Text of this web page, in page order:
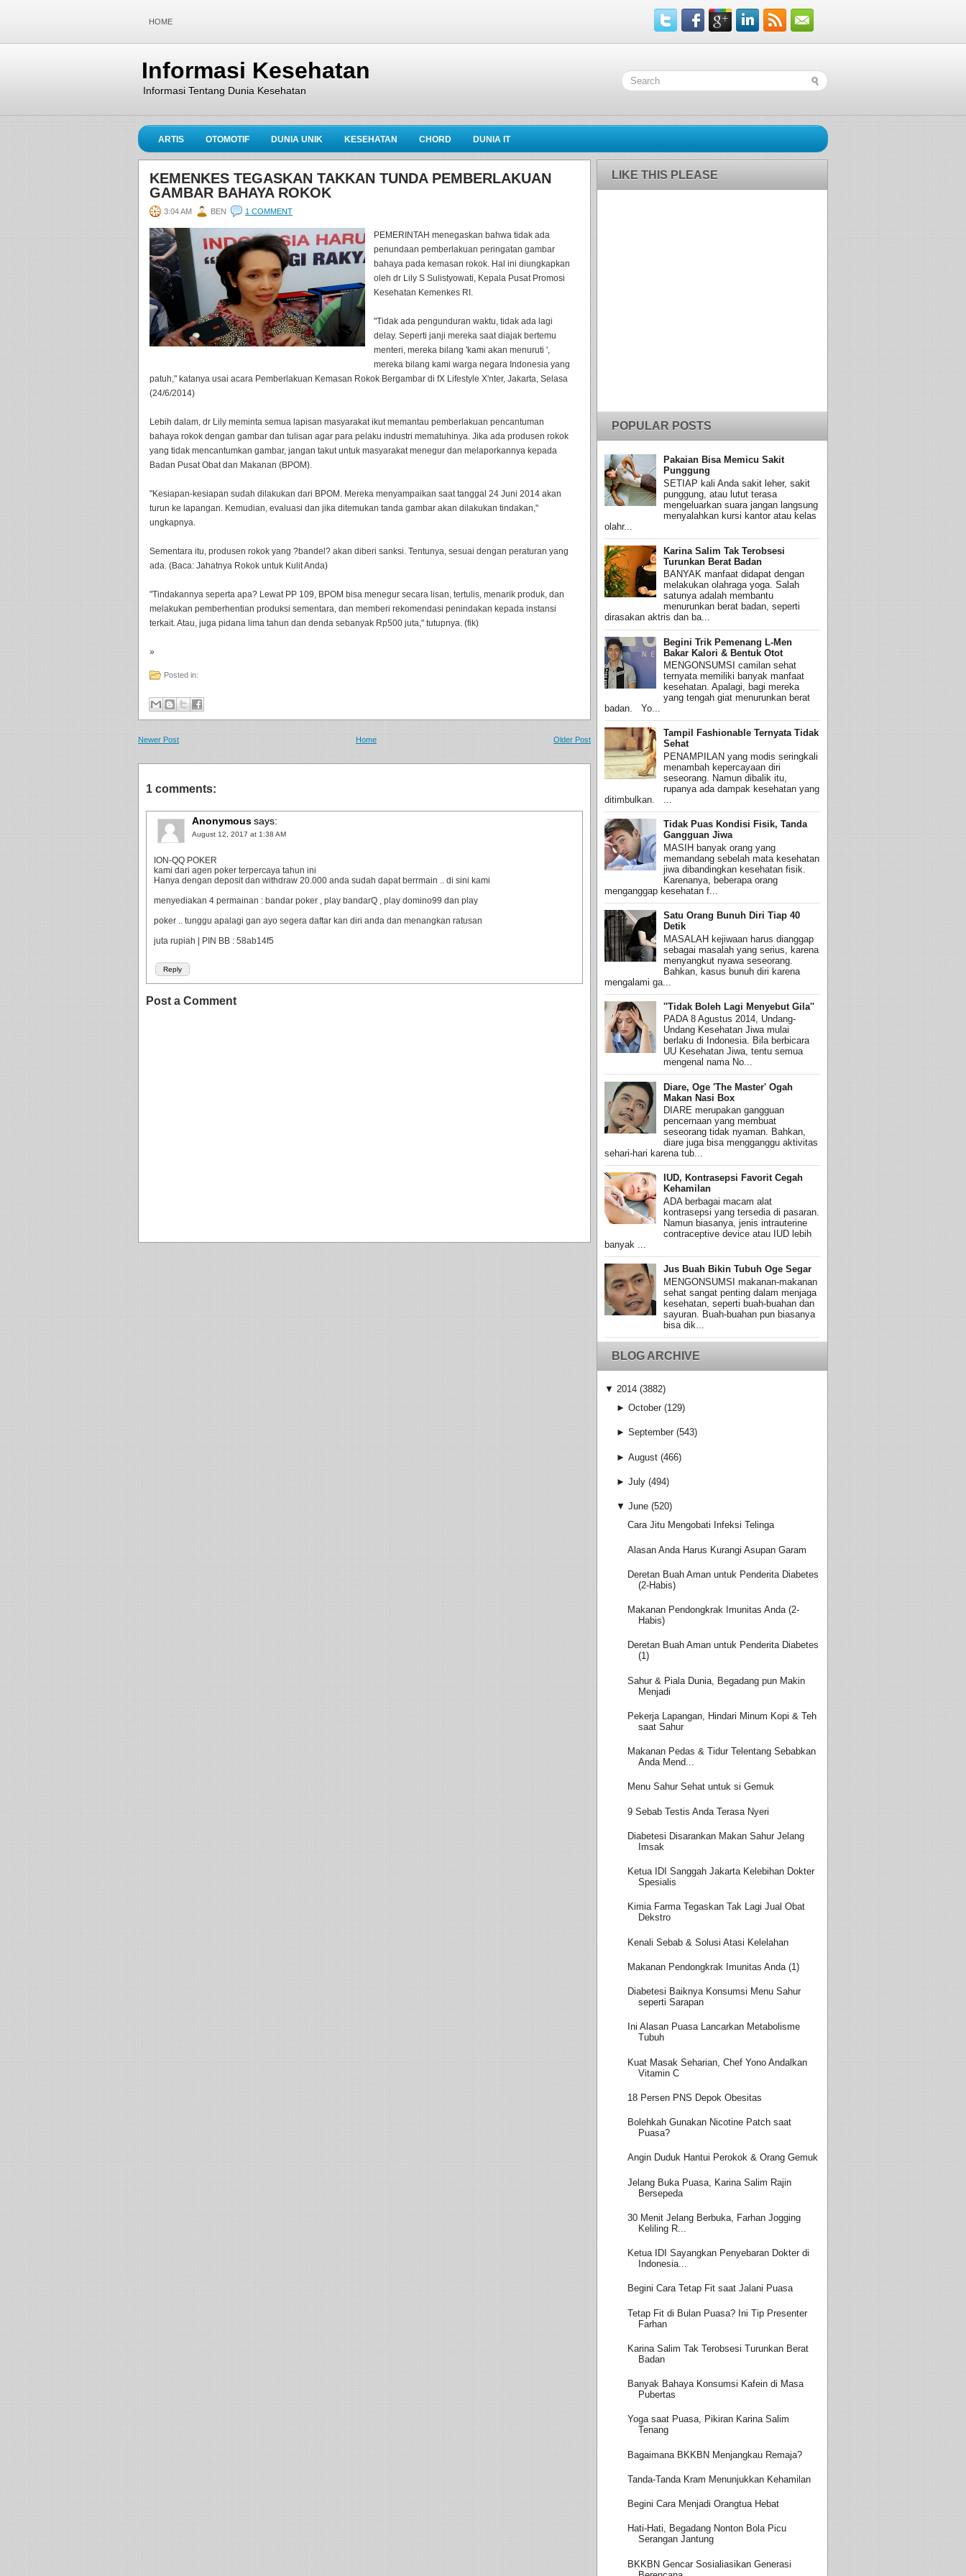
HOME
Informasi Kesehatan
Informasi Tentang Dunia Kesehatan
ARTIS OTOMOTIF DUNIA UNIK KESEHATAN CHORD DUNIA IT
KEMENKES TEGASKAN TAKKAN TUNDA PEMBERLAKUAN
GAMBAR BAHAYA ROKOK
3:04 AM BEN 1 COMMENT
PEMERINTAH menegaskan bahwa tidak ada
penundaan pemberlakuan peringatan gambar
bahaya pada kemasan rokok. Hal ini diungkapkan
oleh dr Lily S Sulistyowati, Kepala Pusat Promosi
Kesehatan Kemenkes RI.
"Tidak ada pengunduran waktu, tidak ada lagi
delay. Seperti janji mereka saat diajak bertemu
menteri, mereka bilang 'kami akan menuruti ',
mereka bilang kami warga negara Indonesia yang
patuh," katanya usai acara Pemberlakuan Kemasan Rokok Bergambar di fX Lifestyle X'nter, Jakarta, Selasa
(24/6/2014)
Lebih dalam, dr Lily meminta semua lapisan masyarakat ikut memantau pemberlakuan pencantuman
bahaya rokok dengan gambar dan tulisan agar para pelaku industri mematuhinya. Jika ada produsen rokok
yang tidak mencantumkan gambar, jangan takut untuk masyarakat menegur dan melaporkannya kepada
Badan Pusat Obat dan Makanan (BPOM).
"Kesiapan-kesiapan sudah dilakukan dari BPOM. Mereka menyampaikan saat tanggal 24 Juni 2014 akan
turun ke lapangan. Kemudian, evaluasi dan jika ditemukan tanda gambar akan dilakukan tindakan,"
ungkapnya.
Sementara itu, produsen rokok yang ?bandel? akan diberi sanksi. Tentunya, sesuai dengan peraturan yang
ada. (Baca: Jahatnya Rokok untuk Kulit Anda)
"Tindakannya seperta apa? Lewat PP 109, BPOM bisa menegur secara lisan, tertulis, menarik produk, dan
melakukan pemberhentian produksi sementara, dan memberi rekomendasi penindakan kepada instansi
terkait. Atau, juga pidana lima tahun dan denda sebanyak Rp500 juta," tutupnya. (fik)
»
Posted in:
Newer Post Older Post
Home
1 comments:
Anonymoussays:
August 12, 2017 at 1:38 AM
Reply
ION-QQ POKER
kami dari agen poker terpercaya tahun ini
Hanya dengan deposit dan withdraw 20.000 anda sudah dapat berrmain .. di sini kami
menyediakan 4 permainan : bandar poker , play bandarQ , play domino99 dan play
poker .. tunggu apalagi gan ayo segera daftar kan diri anda dan menangkan ratusan
juta rupiah | PIN BB : 58ab14f5
Post a Comment
LIKE THIS PLEASE
POPULAR POSTS
Pakaian Bisa Memicu Sakit
Punggung
SETIAP kali Anda sakit leher, sakit
punggung, atau lutut terasa
mengeluarkan suara jangan langsung
menyalahkan kursi kantor atau kelas
olahr...
Karina Salim Tak Terobsesi
Turunkan Berat Badan
BANYAK manfaat didapat dengan
melakukan olahraga yoga. Salah
satunya adalah membantu
menurunkan berat badan, seperti
dirasakan aktris dan ba...
Begini Trik Pemenang L-Men
Bakar Kalori & Bentuk Otot
MENGONSUMSI camilan sehat
ternyata memiliki banyak manfaat
kesehatan. Apalagi, bagi mereka
yang tengah giat menurunkan berat
badan. Yo...
Tampil Fashionable Ternyata Tidak
Sehat
PENAMPILAN yang modis seringkali
menambah kepercayaan diri
seseorang. Namun dibalik itu,
rupanya ada dampak kesehatan yang
ditimbulkan. ...
Tidak Puas Kondisi Fisik, Tanda
Gangguan Jiwa
MASIH banyak orang yang
memandang sebelah mata kesehatan
jiwa dibandingkan kesehatan fisik.
Karenanya, beberapa orang
menganggap kesehatan f...
Satu Orang Bunuh Diri Tiap 40
Detik
MASALAH kejiwaan harus dianggap
sebagai masalah yang serius, karena
menyangkut nyawa seseorang.
Bahkan, kasus bunuh diri karena
mengalami ga...
''Tidak Boleh Lagi Menyebut Gila''
PADA 8 Agustus 2014, Undang-
Undang Kesehatan Jiwa mulai
berlaku di Indonesia. Bila berbicara
UU Kesehatan Jiwa, tentu semua
mengenal nama No...
Diare, Oge 'The Master' Ogah
Makan Nasi Box
DIARE merupakan gangguan
pencernaan yang membuat
seseorang tidak nyaman. Bahkan,
diare juga bisa mengganggu aktivitas
sehari-hari karena tub...
IUD, Kontrasepsi Favorit Cegah
Kehamilan
ADA berbagai macam alat
kontrasepsi yang tersedia di pasaran.
Namun biasanya, jenis intrauterine
contraceptive device atau IUD lebih
banyak ...
Jus Buah Bikin Tubuh Oge Segar
MENGONSUMSI makanan-makanan
sehat sangat penting dalam menjaga
kesehatan, seperti buah-buahan dan
sayuran. Buah-buahan pun biasanya
bisa dik...
BLOG ARCHIVE
▼ 2014 (3882)
► October (129)
► September (543)
► August (466)
► July (494)
▼ June (520)
Cara Jitu Mengobati Infeksi Telinga
Alasan Anda Harus Kurangi Asupan Garam
Deretan Buah Aman untuk Penderita Diabetes
(2-Habis)
Makanan Pendongkrak Imunitas Anda (2-
Habis)
Deretan Buah Aman untuk Penderita Diabetes
(1)
Sahur & Piala Dunia, Begadang pun Makin
Menjadi
Pekerja Lapangan, Hindari Minum Kopi & Teh
saat Sahur
Makanan Pedas & Tidur Telentang Sebabkan
Anda Mend...
Menu Sahur Sehat untuk si Gemuk
9 Sebab Testis Anda Terasa Nyeri
Diabetesi Disarankan Makan Sahur Jelang
Imsak
Ketua IDI Sanggah Jakarta Kelebihan Dokter
Spesialis
Kimia Farma Tegaskan Tak Lagi Jual Obat
Dekstro
Kenali Sebab & Solusi Atasi Kelelahan
Makanan Pendongkrak Imunitas Anda (1)
Diabetesi Baiknya Konsumsi Menu Sahur
seperti Sarapan
Ini Alasan Puasa Lancarkan Metabolisme
Tubuh
Kuat Masak Seharian, Chef Yono Andalkan
Vitamin C
18 Persen PNS Depok Obesitas
Bolehkah Gunakan Nicotine Patch saat
Puasa?
Angin Duduk Hantui Perokok & Orang Gemuk
Jelang Buka Puasa, Karina Salim Rajin
Bersepeda
30 Menit Jelang Berbuka, Farhan Jogging
Keliling R...
Ketua IDI Sayangkan Penyebaran Dokter di
Indonesia...
Begini Cara Tetap Fit saat Jalani Puasa
Tetap Fit di Bulan Puasa? Ini Tip Presenter
Farhan
Karina Salim Tak Terobsesi Turunkan Berat
Badan
Banyak Bahaya Konsumsi Kafein di Masa
Pubertas
Yoga saat Puasa, Pikiran Karina Salim
Tenang
Bagaimana BKKBN Menjangkau Remaja?
Tanda-Tanda Kram Menunjukkan Kehamilan
Begini Cara Menjadi Orangtua Hebat
Hati-Hati, Begadang Nonton Bola Picu
Serangan Jantung
BKKBN Gencar Sosialiasikan Generasi